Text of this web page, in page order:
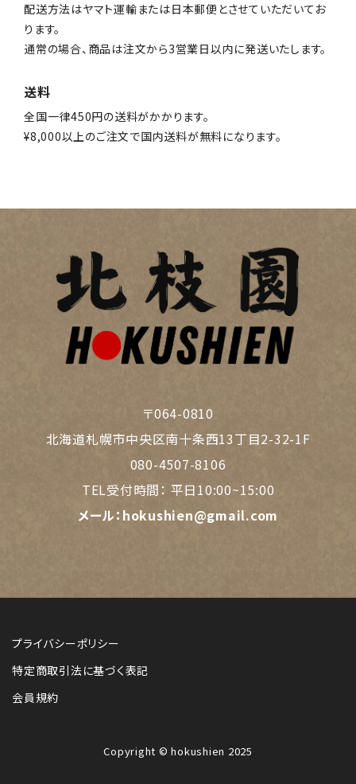
配送方法はヤマト運輸または日本郵便とさせていただいてお
ります。
通常の場合、商品は注文から3営業日以内に発送いたします。
送料
全国一律450円の送料がかかります。
¥8,000以上のご注文で国内送料が無料になります。
〒064-0810
北海道札幌市中央区南十条西13丁目2-32-1F
080-4507-8106
TEL受付時間： 平日10:00~15:00
メール： hokushien@gmail.com
プライバシーポリシー
特定商取引法に基づく表記
会員規約
Copyright © hokushien 2025